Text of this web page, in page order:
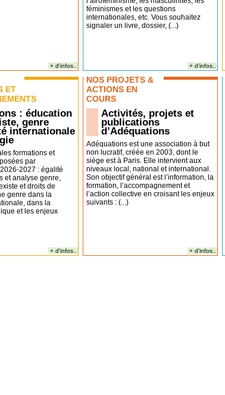
+ d'infos..
féminismes et les questions
internationales, etc. Vous souhaitez
signaler un livre, dossier, (...)
+ d'infos..
ET
: éducation
genre
internationale
formations et
par
2027 : égalité
et analyse genre,
et droits de
genre dans la
dans la
et les enjeux
+ d'infos..
NOS PROJETS &
ACTIONS EN
COURS
Activités, projets et
publications
d’Adéquations
Adéquations est une association à but
non lucratif, créée en 2003, dont le
siège est à Paris. Elle intervient aux
niveaux local, national et international.
Son objectif général est l’information, la
formation, l’accompagnement et
l’action collective en croisant les enjeux
suivants : (...)
+ d'infos..